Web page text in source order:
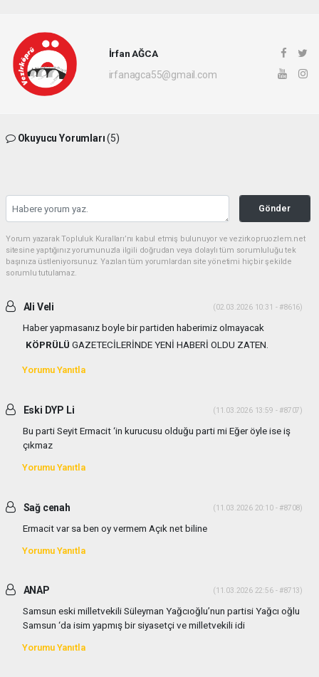
İrfan AĞCA
irfanagca55@gmail.com
Okuyucu Yorumları(5)
Gönder
Yorum yazarak Topluluk Kuralları’nı kabul etmiş bulunuyor ve vezirkopruozlem.net
sitesine yaptığınız yorumunuzla ilgili doğrudan veya dolaylı tüm sorumluluğu tek
başınıza üstleniyorsunuz. Yazılan tüm yorumlardan site yönetimi hiçbir şekilde
sorumlu tutulamaz.
Ali Veli (02.03.2026 10:31 - #8616)
Haber yapmasanız boyle bir partiden haberimiz olmayacak
KÖPRÜLÜ GAZETECİLERİNDE YENİ HABERİ OLDU ZATEN.
Yorumu Yanıtla
Eski DYP Li (11.03.2026 13:59 - #8707)
Bu parti Seyit Ermacit ‘in kurucusu olduğu parti mi Eğer öyle ise iş
çıkmaz
Yorumu Yanıtla
Sağ cenah (11.03.2026 20:10 - #8708)
Ermacit var sa ben oy vermem Açık net biline
Yorumu Yanıtla
ANAP (11.03.2026 22:56 - #8713)
Samsun eski milletvekili Süleyman Yağcıoğlu’nun partisi Yağcı oğlu
Samsun ‘da isim yapmış bir siyasetçi ve milletvekili idi
Yorumu Yanıtla